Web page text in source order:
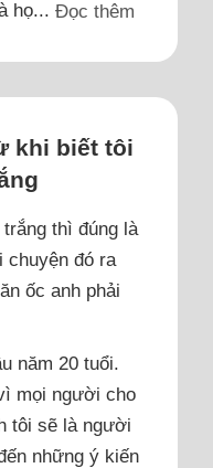
họ...Đọc thêm
khi biết tôi
thì đúng là
chuyện đó ra
ốc anh phải
năm 20 tuổi.
mọi người cho
tôi sẽ là người
những ý kiến